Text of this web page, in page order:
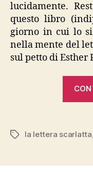
lucidamente.
questo libro
giorno in cui lo si
nella mente del
sul petto di Esther
Tagsla lettera scarlatta,